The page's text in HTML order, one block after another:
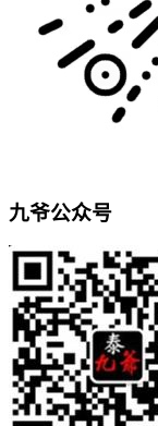
九爷公众号